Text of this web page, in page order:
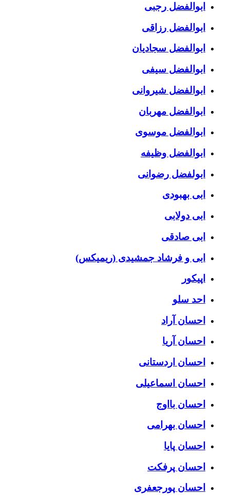
ابوالفضل رجبی
ابوالفضل رزاقی
ابوالفضل سجادیان
ابوالفضل سیفی
ابوالفضل شیروانی
ابوالفضل مهربان
ابوالفضل موسوی
ابوالفضل وظیفه
ابولفضل رضوانی
ابی بهبودی
ابی دولابی
ابی صادقی
ابی و فرشاد جمشیدی (ریمیکس)
اپیکور
احد سلو
احسان آراد
احسان آریا
احسان اردستانی
احسان اسماعیلی
احسان بااوج
احسان بهرامی
احسان پایا
احسان پرفکت
احسان پورجعفری